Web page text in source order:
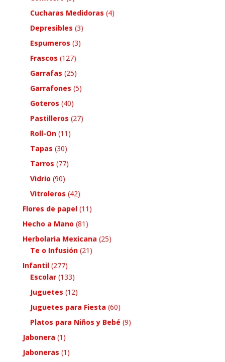
Cucharas Medidoras (4)
Depresibles (3)
Espumeros (3)
Frascos (127)
Garrafas (25)
Garrafones (5)
Goteros (40)
Pastilleros (27)
Roll-On (11)
Tapas (30)
Tarros (77)
Vidrio (90)
Vitroleros (42)
Flores de papel (11)
Hecho a Mano (81)
Herbolaria Mexicana (25)
Te o Infusión (21)
Infantil (277)
Escolar (133)
Juguetes (12)
Juguetes para Fiesta (60)
Platos para Niños y Bebé (9)
Jabonera (1)
Jaboneras (1)